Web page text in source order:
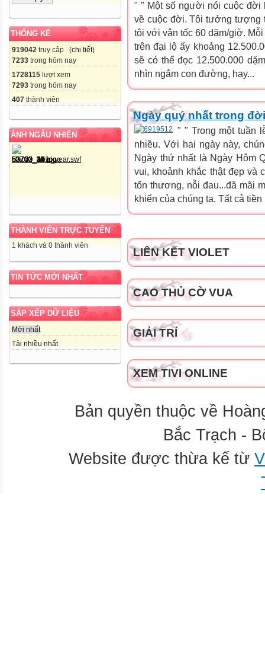
THỐNG KÊ
919042 truy cập (chi tiết)
7233 trong hôm nay
1728115 lượt xem
7293 trong hôm nay
407 thành viên
ẢNH NGẪU NHIÊN
THÀNH VIÊN TRỰC TUYẾN
1 khách và 0 thành viên
TIN TỨC MỚI NHẤT
SẮP XẾP DỮ LIỆU
Mới nhất
Tải nhiều nhất
" " Một số người nói cuộc đời
về cuộc đời. Tôi tưởng tượng
tôi với vận tốc 60 dặm/giờ.
trên đại lộ ấy khoảng
sẽ có thể đọc 12.500.000
nhìn ngắm con đường, hay...
Ngày quý nhất trong đời
" " Trong một tuần
nhiều. Với hai ngày này,
Ngày thứ nhất là Ngày Hôm
vui, khoảnh khắc thật đẹp và
tổn thương, nỗi đau...đã mãi
khiển của chúng ta. Tất cả
LIÊN KẾT VIOLET
CAO THỦ CỜ VUA
GIẢI TRÍ
XEM TIVI ONLINE
Bản quyền thuộc về
Bắc Trạch -
Website được thừa kế từ